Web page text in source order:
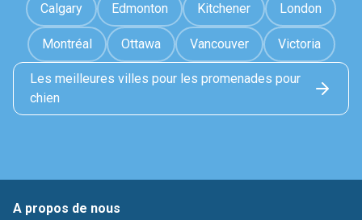
Calgary Edmonton Kitchener London
Montréal Ottawa Vancouver Victoria
Les meilleures villes pour les promenades pour
chien
A propos de nous